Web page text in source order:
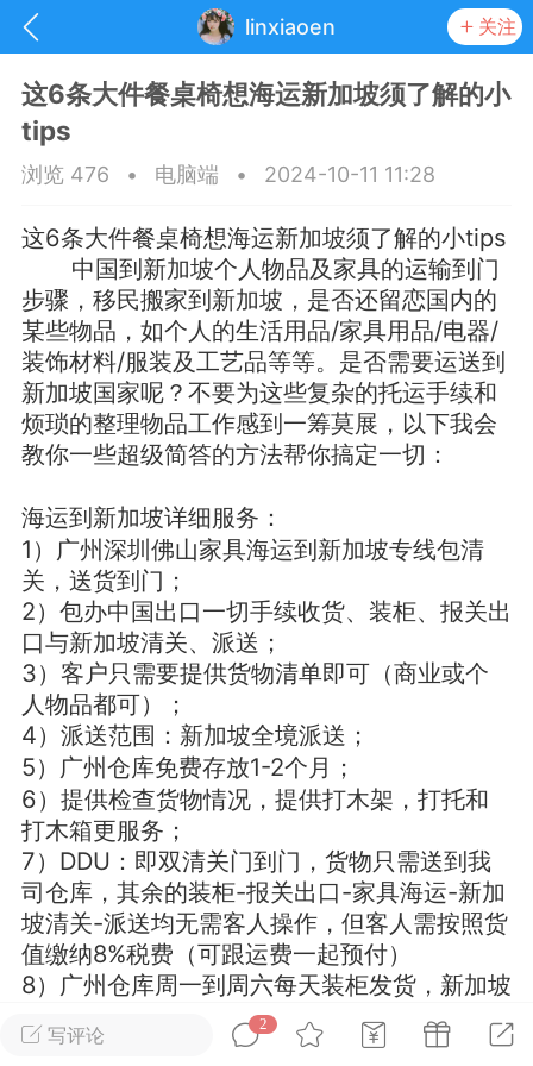
linxiaoen 关注
每日任务 签到有奖
华人资讯
阅读洛杉矶新闻
华人论坛
加入社区交流
华人社区信息发布规范》
华人社区账号注册及使用规范》
洛杉矶热点
民宿短租 房屋买卖 商铺转让
写评论
2
这6条大件餐桌椅想海运新加坡须了解的小
tips
浏览 476 • 电脑端 • 2024-10-11 11:28
这6条大件餐桌椅想海运新加坡须了解的小tips
中国到新加坡个人物品及家具的运输到门
步骤，移民搬家到新加坡，是否还留恋国内的
某些物品，如个人的生活用品/家具用品/电器/
装饰材料/服装及工艺品等等。是否需要运送到
新加坡国家呢？不要为这些复杂的托运手续和
烦琐的整理物品工作感到一筹莫展，以下我会
教你一些超级简答的方法帮你搞定一切：
海运到新加坡详细服务：
1）广州深圳佛山家具海运到新加坡专线包清
关，送货到门；
2）包办中国出口一切手续收货、装柜、报关出
口与新加坡清关、派送；
3）客户只需要提供货物清单即可（商业或个
人物品都可）；
4）派送范围：新加坡全境派送；
5）广州仓库免费存放1-2个月；
6）提供检查货物情况，提供打木架，打托和
打木箱更服务；
7）DDU：即双清关门到门，货物只需送到我
司仓库，其余的装柜-报关出口-家具海运-新加
坡清关-派送均无需客人操作，但客人需按照货
值缴纳8%税费（可跟运费一起预付）
8）广州仓库周一到周六每天装柜发货，新加坡
注册清关公司，支持paynow支付运费；